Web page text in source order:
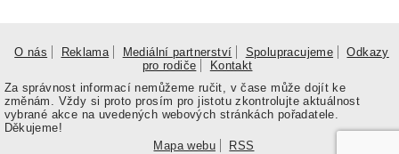
O nás Reklama Mediální partnerství Spolupracujeme
Odkazy
pro rodiče
Kontakt
Za správnost informací nemůžeme ručit, v čase může dojít ke
změnám. Vždy si proto prosím pro jistotu zkontrolujte aktuálnost
vybrané akce na uvedených webových stránkách pořadatele.
Děkujeme!
Mapa webu
RSS